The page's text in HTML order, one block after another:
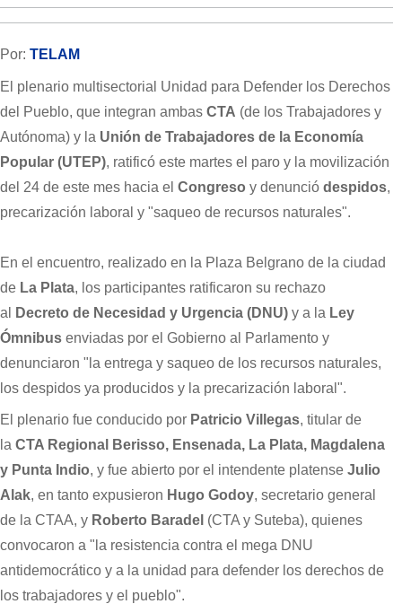
Por: TELAM
El plenario multisectorial Unidad para Defender los Derechos
del Pueblo, que integran ambas CTA (de los Trabajadores y
Autónoma) y la Unión de Trabajadores de la Economía
Popular (UTEP), ratificó este martes el paro y la movilización
del 24 de este mes hacia el Congreso y denunció despidos,
precarización laboral y "saqueo de recursos naturales".
En el encuentro, realizado en la Plaza Belgrano de la ciudad
de La Plata, los participantes ratificaron su rechazo
al
Decreto de Necesidad y Urgencia (DNU) y a la Ley
Ómnibus enviadas por el Gobierno al Parlamento y
denunciaron "la entrega y saqueo de los recursos naturales,
los despidos ya producidos y la precarización laboral".
El plenario fue conducido por Patricio Villegas, titular de
la CTA Regional Berisso, Ensenada, La Plata, Magdalena
y Punta Indio, y fue abierto por el intendente platense Julio
Alak, en tanto expusieron Hugo Godoy, secretario general
de la CTAA, y Roberto Baradel (CTA y Suteba), quienes
convocaron a "la resistencia contra el mega DNU
antidemocrático y a la unidad para defender los derechos de
los trabajadores y el pueblo".